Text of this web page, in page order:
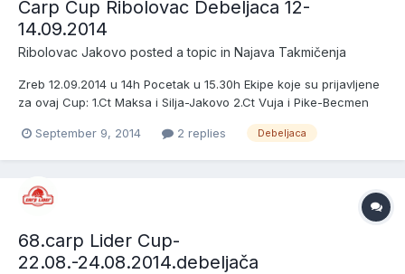
Carp Cup Ribolovac Debeljaca 12-
14.09.2014
Ribolovac Jakovo posted a topic in Najava Takmičenja
Zreb 12.09.2014 u 14h Pocetak u 15.30h Ekipe koje su prijavljene
za ovaj Cup: 1.Ct Maksa i Silja-Jakovo 2.Ct Vuja i Pike-Becmen
Obrenovac 6.Ct Pecinci-Pecinci 7.Ct Pirati-Becmen (Box 2 ili Box
September 9, 2014 2 replies Debeljaca
68.carp Lider Cup-
22.08.-24.08.2014.debeljača